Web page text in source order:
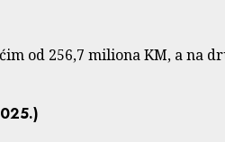
od 256,7 miliona KM, a na